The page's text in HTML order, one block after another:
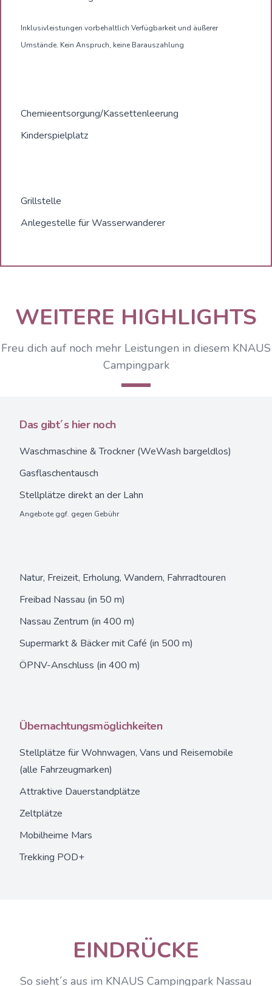
Inklusivleistungen vorbehaltlich Verfügbarkeit und äußerer
Umstände. Kein Anspruch, keine Barauszahlung
Chemieentsorgung/Kassettenleerung
Kinderspielplatz
Grillstelle
Anlegestelle für Wasserwanderer
WEITERE HIGHLIGHTS
Freu dich auf noch mehr Leistungen in diesem KNAUS
Campingpark
Das gibt´s hier noch
Waschmaschine & Trockner (WeWash bargeldlos)
Gasflaschentausch
Stellplätze direkt an der Lahn
Angebote ggf. gegen Gebühr
Natur, Freizeit, Erholung, Wandern, Fahrradtouren
Freibad Nassau (in 50 m)
Nassau Zentrum (in 400 m)
Supermarkt & Bäcker mit Café (in 500 m)
ÖPNV-Anschluss (in 400 m)
Übernachtungsmöglichkeiten
Stellplätze für Wohnwagen, Vans und Reisemobile
(alle Fahrzeugmarken)
Attraktive Dauerstandplätze
Zeltplätze
Mobilheime Mars
Trekking POD+
EINDRÜCKE
So sieht´s aus im KNAUS Campingpark Nassau